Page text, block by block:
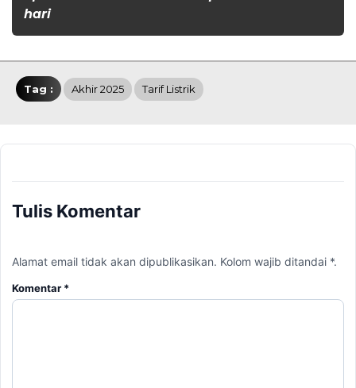
hari
Tag : Akhir 2025 Tarif Listrik
Tulis Komentar
Alamat email tidak akan dipublikasikan. Kolom wajib ditandai *.
Komentar *